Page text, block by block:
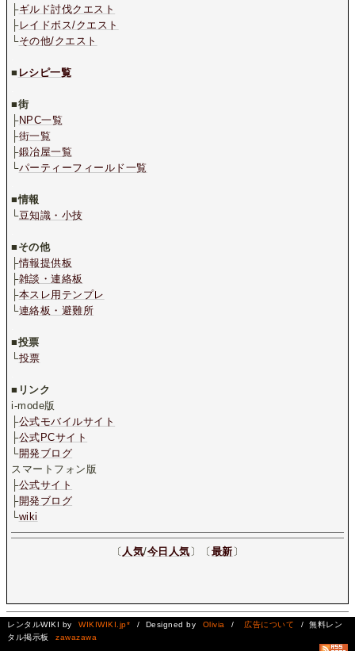
├ギルド討伐クエスト
├レイドボス/クエスト
└その他/クエスト
■ レシピ一覧
■街
├NPC一覧
├街一覧
├鍛冶屋一覧
└パーティーフィールド一覧
■情報
└豆知識・小技
■ その他
├情報提供板
├雑談・連絡板
├本スレ用テンプレ
└連絡板・避難所
■投票
└投票
■ リンク
i-mode版
├公式モバイルサイト
├公式PCサイト
└開発ブログ
スマートフォン版
├公式サイト
├開発ブログ
└wiki
〔 人気/今日人気 〕〔 最新 〕
レンタルWIKI by WIKIWIKI.jp* / Designed by Olivia / 広告について
/ 無料レン
タル掲示板
zawazawa